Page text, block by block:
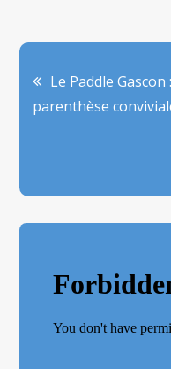
de
Le Paddle
parenthèse